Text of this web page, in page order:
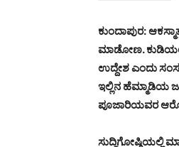
ಕುಂದಾಪುರ:
ಮಾಡೋಣ. ಕುಡಿಯಲು
ಉದ್ದೇಶ ಎಂದು
ಇಲ್ಲಿನ ಹೆಮ್ಮಾಡಿಯ
ಪೂಜಾರಿಯವರ
ಸುದ್ದಿಗೋಷ್ಠಿಯಲ್ಲಿ